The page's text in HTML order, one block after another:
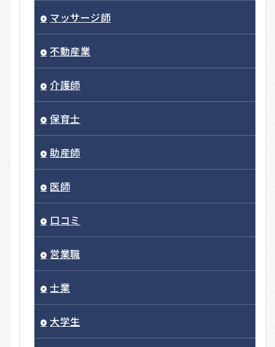
マッサージ師
不動産業
介護師
保育士
助産師
医師
口コミ
営業職
士業
大学生